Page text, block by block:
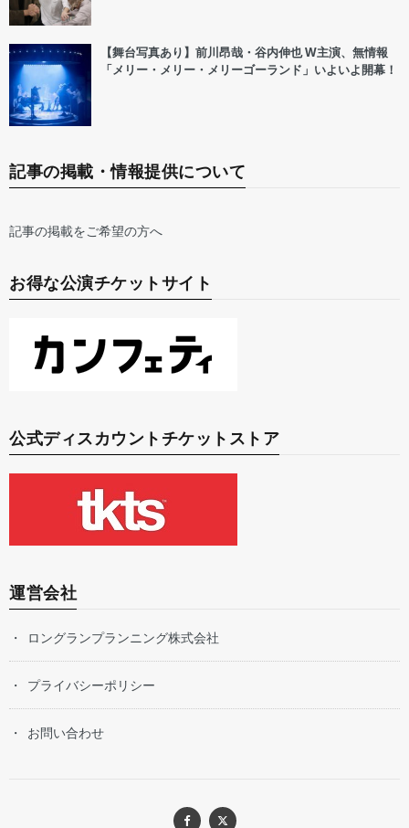
【舞台写真あり】前川昂哉・谷内伸也 W主演、無情報
「メリー・メリー・メリーゴーランド」いよいよ開幕！
記事の掲載・情報提供について
記事の掲載をご希望の方へ
お得な公演チケットサイト
公式ディスカウントチケットストア
運営会社
ロングランプランニング株式会社
プライバシーポリシー
お問い合わせ